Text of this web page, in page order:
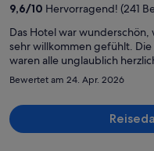
9,6/10 Hervorragend! (241
Das Hotel war
sehr willkommen gefühlt.
waren alle unglaublich
war sehr modern mit einem
durchgehend wohlgefühlt.
liebevoll angerichtet. Man
Tageslicht) zur Waterfront
hoteleigenen Fahrservice
Bewertet am 24. Apr. 2026